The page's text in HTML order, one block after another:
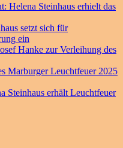
Helena Steinhaus erhielt das
setzt sich für
ein
Hanke zur Verleihung des
Marburger Leuchtfeuer 2025
Steinhaus erhält Leuchtfeuer